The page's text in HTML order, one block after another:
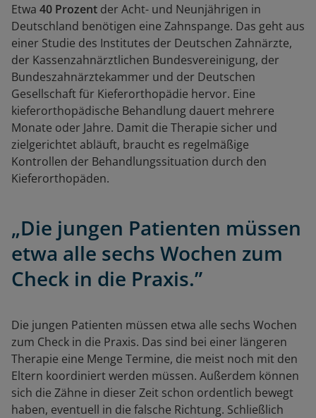
Etwa 40 Prozent der Acht- und Neunjährigen in
Deutschland benötigen eine Zahnspange. Das geht aus
einer Studie des Institutes der Deutschen Zahnärzte,
der Kassenzahnärztlichen Bundesvereinigung, der
Bundeszahnärztekammer und der Deutschen
Gesellschaft für Kieferorthopädie hervor. Eine
kieferorthopädische Behandlung dauert mehrere
Monate oder Jahre. Damit die Therapie sicher und
zielgerichtet abläuft, braucht es regelmäßige
Kontrollen der Behandlungssituation durch den
Kieferorthopäden.
„Die jungen Patienten müssen
etwa alle sechs Wochen zum
Check in die Praxis.”
Die jungen Patienten müssen etwa alle sechs Wochen
zum Check in die Praxis. Das sind bei einer längeren
Therapie eine Menge Termine, die meist noch mit den
Eltern koordiniert werden müssen. Außerdem können
sich die Zähne in dieser Zeit schon ordentlich bewegt
haben, eventuell in die falsche Richtung. Schließlich